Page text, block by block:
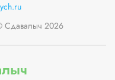
Сдавалыч 2026